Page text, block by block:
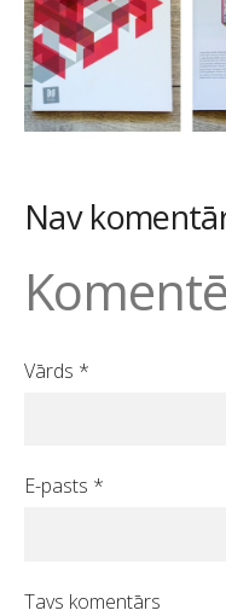
Nav
Vārds *
E-pasts *
Tavs komentārs